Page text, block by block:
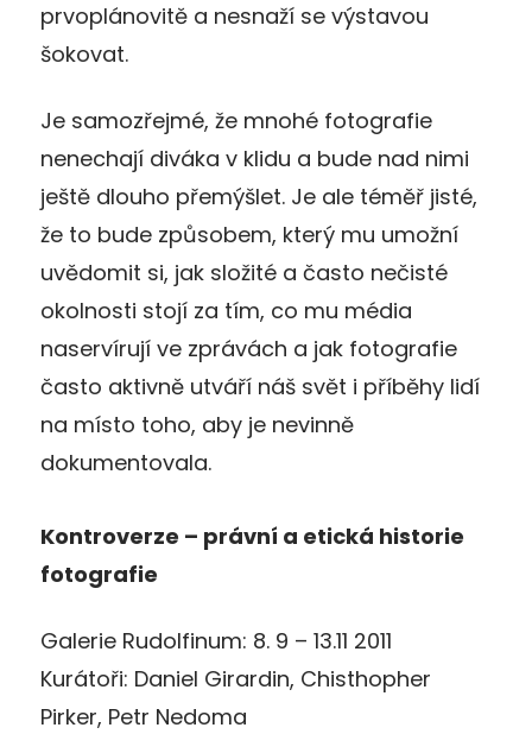
prvoplánovitě a nesnaží se výstavou
šokovat.
Je samozřejmé, že mnohé fotografie
nenechají diváka v klidu a bude nad nimi
ještě dlouho přemýšlet. Je ale téměř jisté,
že to bude způsobem, který mu umožní
uvědomit si, jak složité a často nečisté
okolnosti stojí za tím, co mu média
naservírují ve zprávách a jak fotografie
často aktivně utváří náš svět i příběhy lidí
na místo toho, aby je nevinně
dokumentovala.
Kontroverze – právní a etická historie
fotografie
Galerie Rudolfinum: 8. 9 – 13.11 2011
Kurátoři: Daniel Girardin, Chisthopher
Pirker, Petr Nedoma